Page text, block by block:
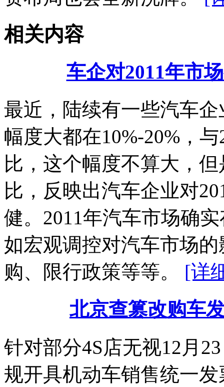
相关内容
车企对2011年市
最近，陆续有一些汽车
幅度大都在10%-20%，
比，这个幅度不算大，
比，反映出汽车企业对
健。2011年汽车市场确
如宏观调控对汽车市场
购、限行政策等等。 [详
北京查篡改购车
针对部分4S店无视12月
规开具机动车销售统一